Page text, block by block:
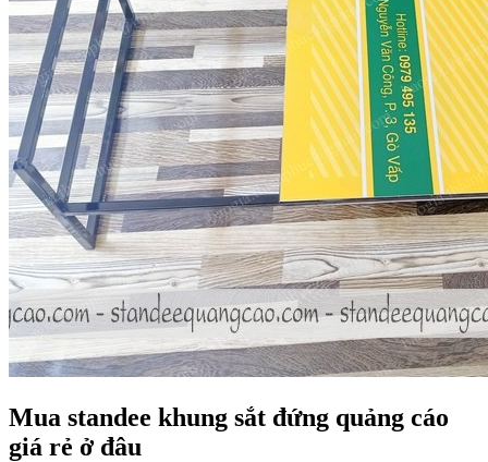
Mua standee khung sắt đứng quảng cáo
giá rẻ ở đâu